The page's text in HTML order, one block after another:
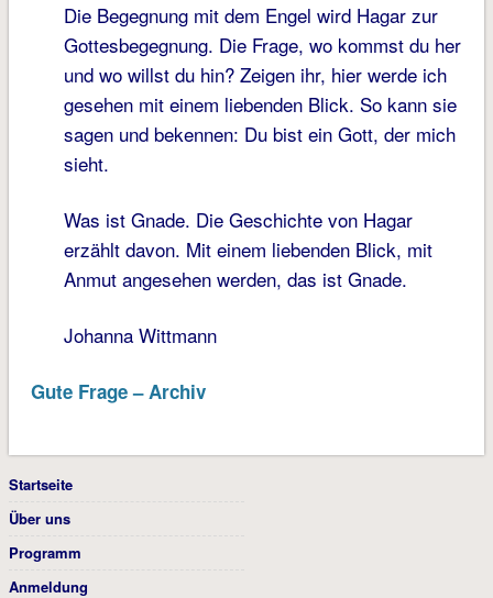
Die Begegnung mit dem Engel wird Hagar zur
Gottesbegegnung. Die Frage, wo kommst du her
und wo willst du hin? Zeigen ihr, hier werde ich
gesehen mit einem liebenden Blick. So kann sie
sagen und bekennen: Du bist ein Gott, der mich
sieht.
Was ist Gnade. Die Geschichte von Hagar
erzählt davon. Mit einem liebenden Blick, mit
Anmut angesehen werden, das ist Gnade.
Johanna Wittmann
Gute Frage – Archiv
Startseite
Über uns
Programm
Anmeldung